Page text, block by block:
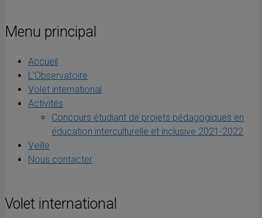
Menu principal
Accueil
L’Observatoire
Volet international
Activités
Concours étudiant de projets pédagogiques en
éducation interculturelle et inclusive 2021-2022
Veille
Nous contacter
Volet international